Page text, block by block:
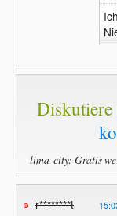
Diskutiere
lima-city: Gratis
r********t